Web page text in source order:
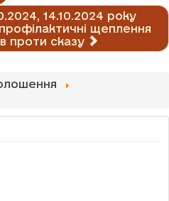
14.10.2024 року
щеплення
проти сказу